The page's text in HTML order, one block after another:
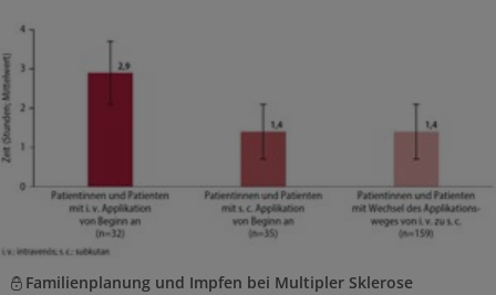
Familienplanung und Impfen bei Multipler Sklerose